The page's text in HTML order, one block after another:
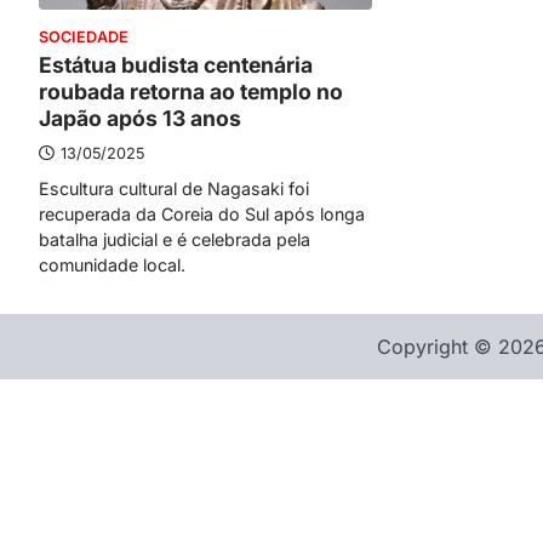
SOCIEDADE
Estátua budista centenária
roubada retorna ao templo no
Japão após 13 anos
13/05/2025
Escultura cultural de Nagasaki foi
recuperada da Coreia do Sul após longa
batalha judicial e é celebrada pela
comunidade local.
Copyright ©